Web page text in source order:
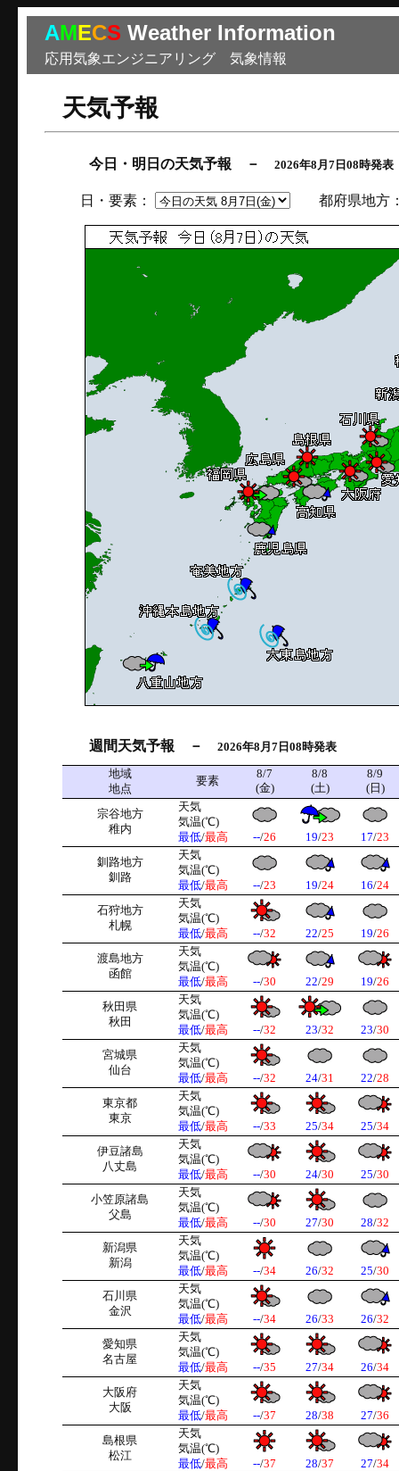
AMECS Weather Information
応用気象エンジニアリング 気象情報
天気予報
今日・明日の天気予報 － 2026年8月7日08時発表
日・要素： 都府県地方
週間天気予報 － 2026年8月7日08時発表
地域
地点
要素
8/7
(金)
8/8
(土)
8/9
(日)
宗谷地方
稚内
天気
気温(℃)
最低/最高 --/26 19/23 17/23
釧路地方
釧路
天気
気温(℃)
最低/最高 --/23 19/24 16/24
石狩地方
札幌
天気
気温(℃)
最低/最高 --/32 22/25 19/26
渡島地方
函館
天気
気温(℃)
最低/最高 --/30 22/29 19/26
秋田県
秋田
天気
気温(℃)
最低/最高 --/32 23/32 23/30
宮城県
仙台
天気
気温(℃)
最低/最高 --/32 24/31 22/28
東京都
東京
天気
気温(℃)
最低/最高 --/33 25/34 25/34
伊豆諸島
八丈島
天気
気温(℃)
最低/最高 --/30 24/30 25/30
小笠原諸島
父島
天気
気温(℃)
最低/最高 --/30 27/30 28/32
新潟県
新潟
天気
気温(℃)
最低/最高 --/34 26/32 25/30
石川県
金沢
天気
気温(℃)
最低/最高 --/34 26/33 26/32
愛知県
名古屋
天気
気温(℃)
最低/最高 --/35 27/34 26/34
大阪府
大阪
天気
気温(℃)
最低/最高 --/37 28/38 27/36
島根県
松江
天気
気温(℃)
最低/最高 --/37 28/37 27/34